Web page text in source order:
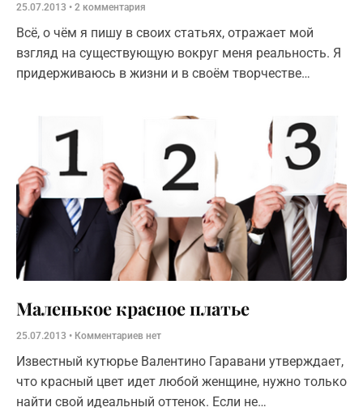
25.07.2013 2 комментария
Всё, о чём я пишу в своих статьях, отражает мой
взгляд на существующую вокруг меня реальность. Я
придерживаюсь в жизни и в своём творчестве
Маленькое красное платье
25.07.2013 Комментариев нет
Известный кутюрье Валентино Гаравани утверждает,
что красный цвет идет любой женщине, нужно только
найти свой идеальный оттенок. Если не